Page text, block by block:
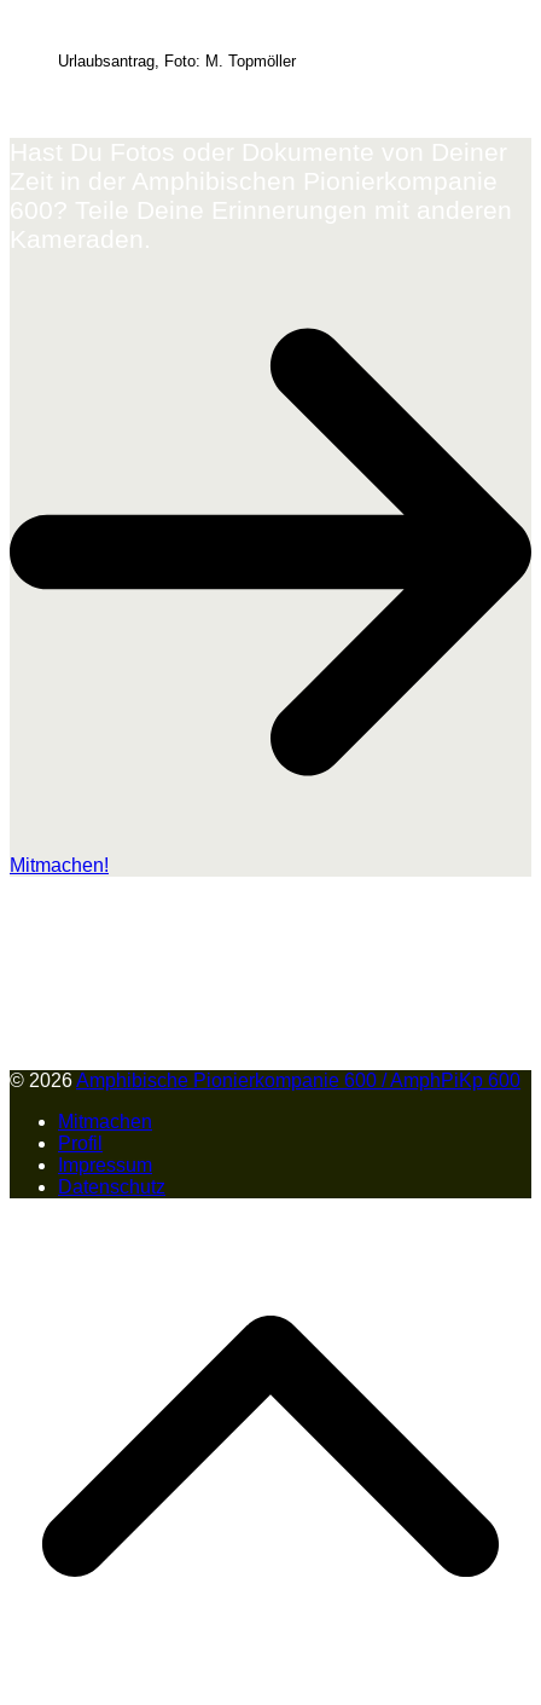
Urlaubsantrag, Foto: M. Topmöller
Hast Du Fotos oder Dokumente von Deiner
Zeit in der Amphibischen Pionierkompanie
600? Teile Deine Erinnerungen mit anderen
Kameraden.
Mitmachen!
© 2026Amphibische Pionierkompanie 600 / AmphPiKp 600
Mitmachen
Profil
Impressum
Datenschutz